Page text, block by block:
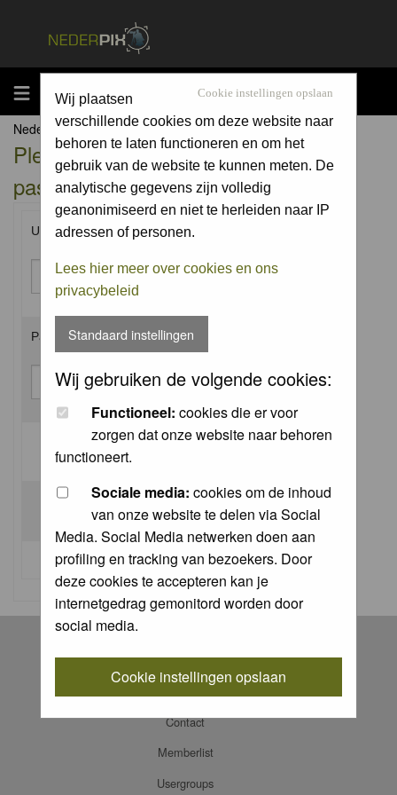
MENU Cookie instellingen opslaan
Wij plaatsen
verschillende cookies om deze website naar
behoren te laten functioneren en om het
gebruik van de website te kunnen meten. De
analytische gegevens zijn volledig
geanonimiseerd en niet te herleiden naar IP
adressen of personen.
Lees hier meer over cookies en ons
privacybeleid
Standaard instellingen
Wij gebruiken de volgende cookies:
Functioneel: cookies die er voor
zorgen dat onze website naar behoren
functioneert.
Sociale media: cookies om de inhoud
van onze website te delen via Social
Media. Social Media netwerken doen aan
profiling en tracking van bezoekers. Door
deze cookies te accepteren kan je
internetgedrag gemonitord worden door
social media.
Cookie instellingen opslaan
Nederpix.nl Forum Index
Please enter your username and
password to log in.
Username:
Password:
Log me on automatically each visit:
I forgot my password
Log in
Contact
Memberlist
Usergroups